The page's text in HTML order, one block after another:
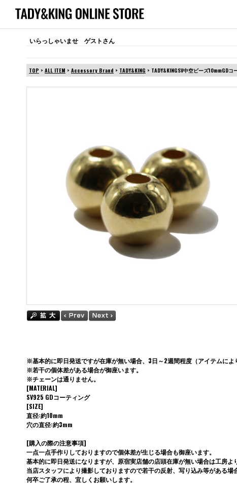
いらっしゃいませ ゲストさん
TOP > ALL ITEM > Accessory Brand > TADY&KING > TADY&KINGSV中空ビーズ10mmGDコ
※基本的に即日発送ですが在庫が無い場合、3日～2週間程度（アイテムによ
※若干の個体差がある場合が御座います。
※チェーンは通りません。
[MATERIAL]
SV925 GDコーティング
[SIZE]
直径:約10mm
穴の直径:約3mm
[購入の際の注意事項]
一点一点手作りしておりますので個体差が生じる場合も御座います。
基本的に即日発送になりますが、原宿実店舗の店頭在庫が無い場合は工房
当店スタッフにより撮影しておりますので若干の反射、写り込み等がある場
何卒ご了承の程、宜しくお願いします。